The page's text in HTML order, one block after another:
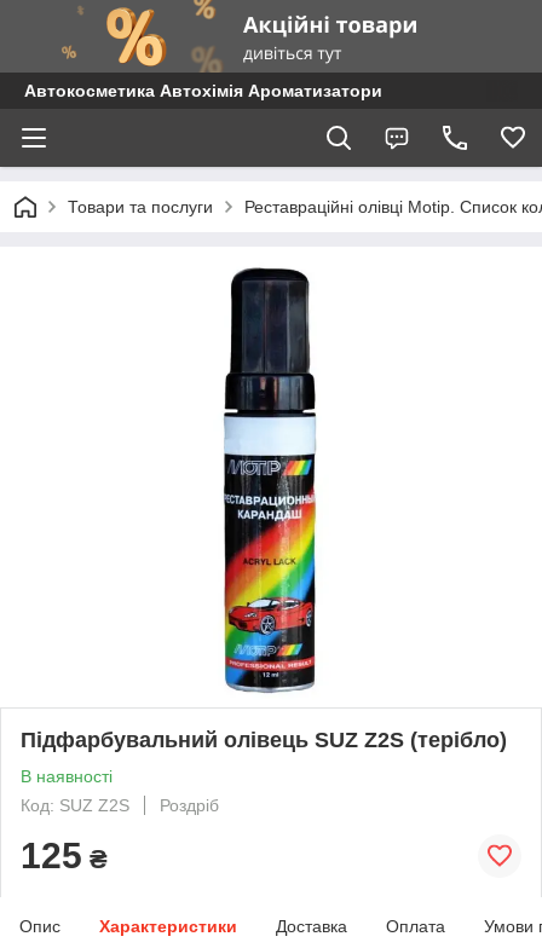
Автокосметика Автохімія Ароматизатори
Товари та послуги Реставраційні олівці Motip. Список
Підфарбувальний олівець SUZ Z2S (терібло)
В наявності
Код: SUZ Z2S
Роздріб
125 ₴
Опис Характеристики Доставка Оплата Умови